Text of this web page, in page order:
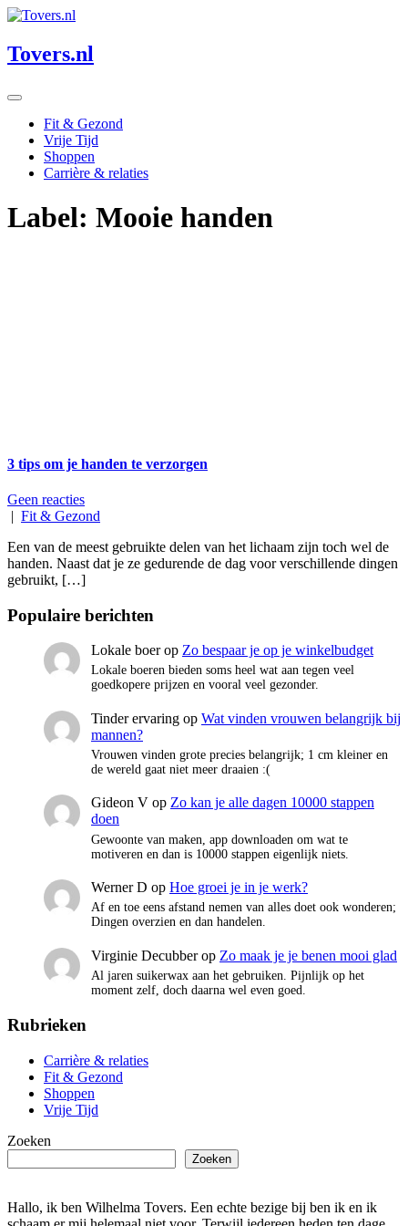
Skip
content
Tovers.nl
Fit & Gezond
Vrije Tijd
Shoppen
Carrière & relaties
Label: Mooie handen
3 tips om je handen te verzorgen
Geen reacties
| Fit & Gezond
Een van de meest gebruikte delen van het lichaam zijn toch wel de
handen. Naast dat je ze gedurende de dag voor verschillende dingen
gebruikt, […]
Populaire berichten
Lokale boerop Zo bespaar je op je winkelbudget
Lokale boeren bieden soms heel wat aan tegen veel
goedkopere prijzen en vooral veel gezonder.
Tinder ervaring op Wat vinden vrouwen belangrijk bij
mannen?
Vrouwen vinden grote precies belangrijk; 1 cm kleiner en
de wereld gaat niet meer draaien :(
Gideon V op Zo kan je alle dagen 10000 stappen
doen
Gewoonte van maken, app downloaden om wat te
motiveren en dan is 10000 stappen eigenlijk niets.
Werner D op Hoe groei je in je werk?
Af en toe eens afstand nemen van alles doet ook wonderen;
Dingen overzien en dan handelen.
Virginie Decubberop Zo maak je je benen mooi glad
Al jaren suikerwax aan het gebruiken. Pijnlijk op het
moment zelf, doch daarna wel even goed.
Rubrieken
Carrière & relaties
Fit & Gezond
Shoppen
Vrije Tijd
Zoeken
Zoeken
Hallo, ik ben Wilhelma Tovers. Een echte bezige bij ben ik en ik